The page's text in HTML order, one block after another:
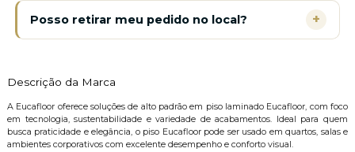
Posso retirar meu pedido no local? +
Descrição da Marca
A Eucafloor oferece soluções de alto padrão em piso laminado Eucafloor, com foco
em tecnologia, sustentabilidade e variedade de acabamentos. Ideal para quem
busca praticidade e elegância, o piso Eucafloor pode ser usado em quartos, salas e
ambientes corporativos com excelente desempenho e conforto visual.